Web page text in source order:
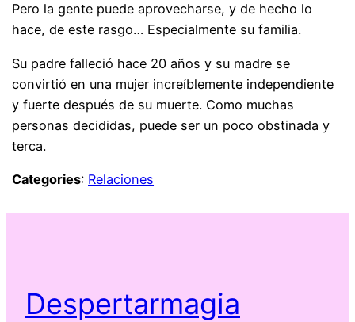
Pero la gente puede aprovecharse, y de hecho lo
hace, de este rasgo… Especialmente su familia.
Su padre falleció hace 20 años y su madre se
convirtió en una mujer increíblemente independiente
y fuerte después de su muerte. Como muchas
personas decididas, puede ser un poco obstinada y
terca.
Categories: Relaciones
Despertarmagia